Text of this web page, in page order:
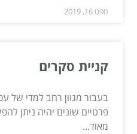
ספט 16, 2019
קניית סקרים
בעבור מגוון רחב למדי של
פרטיים שונים יהיה ניתן
מאוד...